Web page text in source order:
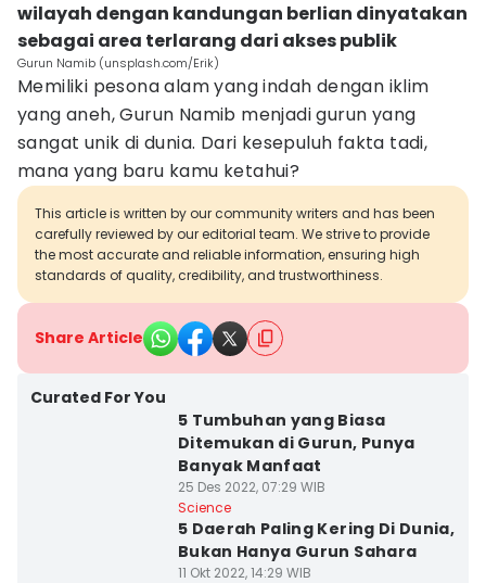
wilayah dengan kandungan berlian dinyatakan
sebagai area terlarang dari akses publik
Gurun Namib (unsplash.com/Erik)
Memiliki pesona alam yang indah dengan iklim
yang aneh, Gurun Namib menjadi gurun yang
sangat unik di dunia. Dari kesepuluh fakta tadi,
mana yang baru kamu ketahui?
This article is written by our community writers and has been
carefully reviewed by our editorial team. We strive to provide
the most accurate and reliable information, ensuring high
standards of quality, credibility, and trustworthiness.
Share Article
Curated For You
5 Tumbuhan yang Biasa
Ditemukan di Gurun, Punya
Banyak Manfaat
25 Des 2022, 07:29 WIB
Science
5 Daerah Paling Kering Di Dunia,
Bukan Hanya Gurun Sahara
11 Okt 2022, 14:29 WIB